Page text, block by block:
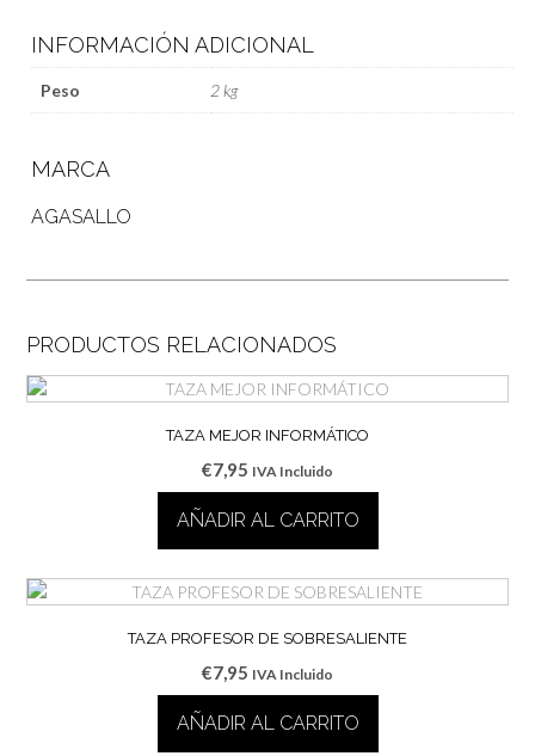
INFORMACIÓN ADICIONAL
Peso 2 kg
MARCA
AGASALLO
PRODUCTOS RELACIONADOS
TAZA MEJOR INFORMÁTICO
€7,95 IVA Incluido
AÑADIR AL CARRITO
TAZA PROFESOR DE SOBRESALIENTE
€7,95 IVA Incluido
AÑADIR AL CARRITO